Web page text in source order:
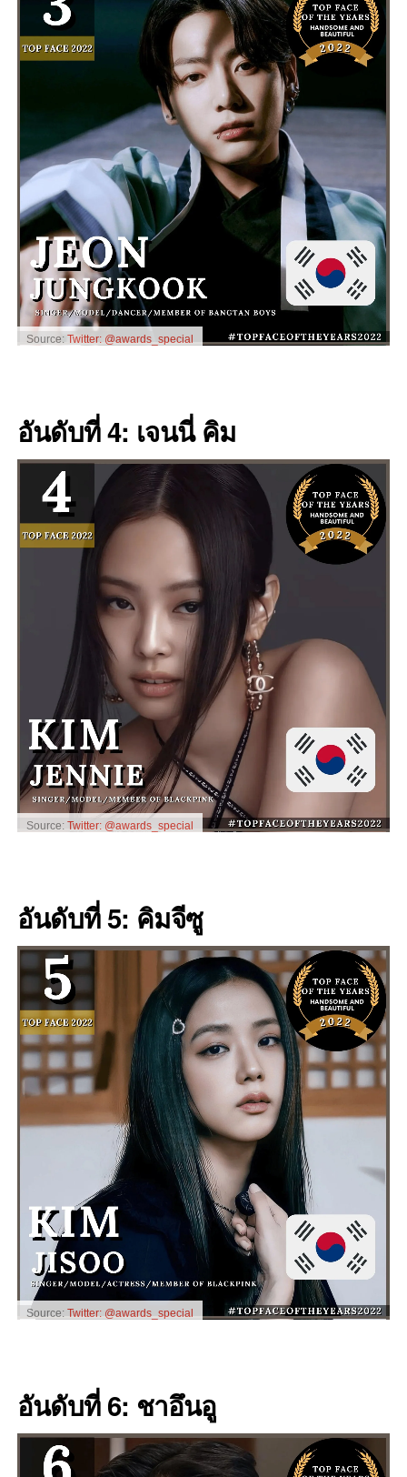
Source: Twitter: @awards_special
อันดับที่ 4: เจนนี่ คิม
Source: Twitter: @awards_special
อันดับที่ 5: คิมจีซู
Source: Twitter: @awards_special
อันดับที่ 6: ชาอึนอู